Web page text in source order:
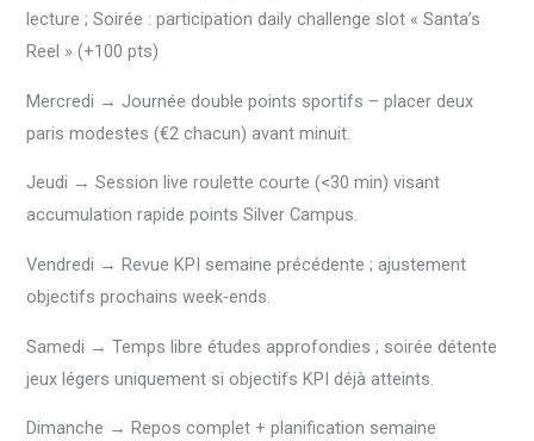
lecture ; Soirée : participation daily challenge slot « Santa’s
Reel » (+100 pts)
Mercredi → Journée double points sportifs – placer deux
paris modestes (€2 chacun) avant minuit.
Jeudi → Session live roulette courte (<30 min) visant
accumulation rapide points Silver Campus.
Vendredi → Revue KPI semaine précédente ; ajustement
objectifs prochains week‑ends.
Samedi → Temps libre études approfondies ; soirée détente
jeux légers uniquement si objectifs KPI déjà atteints.
Dimanche → Repos complet + planification semaine